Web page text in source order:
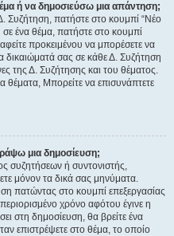
ή να δημοσιεύσω μια απάντηση;
Συζήτηση, πατήστε στο κουμπί “Νέο
ένα θέμα, πατήστε στο κουμπί
προκειμένου να μπορέσετε να
δικαιώματά σας σε κάθε Δ. Συζήτηση
της Δ. Συζήτησης και του θέματος.
θέματα, Μπορείτε να επισυνάπτετε
μια δημοσίευση;
συζητήσεων ή συντονιστής,
μόνον τα δικά σας μηνύματα.
πατώντας στο κουμπί επεξεργασίας
χρόνο αφότου έγινε η
στη δημοσίευση, θα βρείτε ένα
επιστρέψετε στο θέμα, το οποίο